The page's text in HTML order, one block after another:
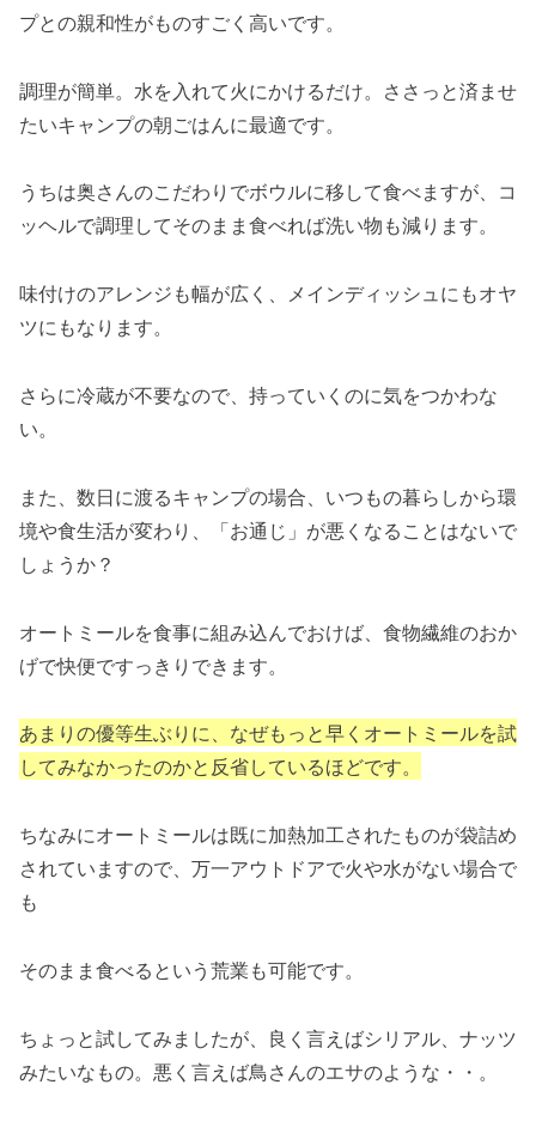
プとの親和性がものすごく高いです。
調理が簡単。水を入れて火にかけるだけ。ささっと済ませ
たいキャンプの朝ごはんに最適です。
うちは奥さんのこだわりでボウルに移して食べますが、コ
ッヘルで調理してそのまま食べれば洗い物も減ります。
味付けのアレンジも幅が広く、メインディッシュにもオヤ
ツにもなります。
さらに冷蔵が不要なので、持っていくのに気をつかわな
い。
また、数日に渡るキャンプの場合、いつもの暮らしから環
境や食生活が変わり、「お通じ」が悪くなることはないで
しょうか？
オートミールを食事に組み込んでおけば、食物繊維のおか
げで快便ですっきりできます。
あまりの優等生ぶりに、なぜもっと早くオートミールを試
してみなかったのかと反省しているほどです。
ちなみにオートミールは既に加熱加工されたものが袋詰め
されていますので、万一アウトドアで火や水がない場合で
も
そのまま食べるという荒業も可能です。
ちょっと試してみましたが、良く言えばシリアル、ナッツ
みたいなもの。悪く言えば鳥さんのエサのような・・。